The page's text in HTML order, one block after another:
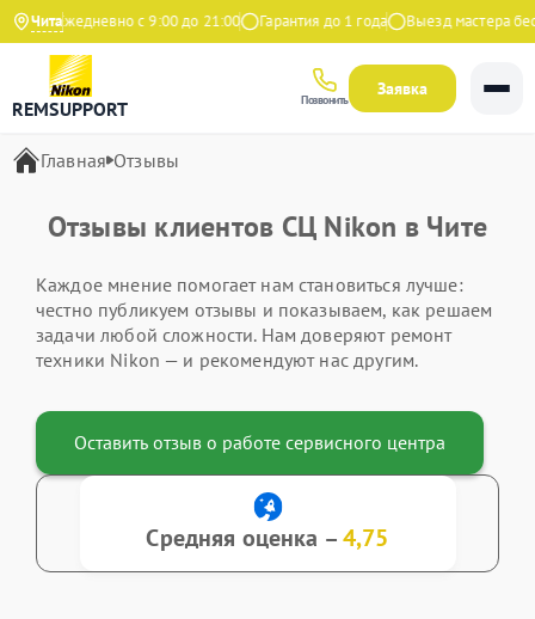
ЧитаЕжедневно с 9:00 до 21:00 Гарантия до 1 года Выезд мастера
REMSUPPORT Позвонить
Заявка
Главная Отзывы
Отзывы клиентов СЦ Nikon в Чите
Каждое мнение помогает нам становиться лучше:
честно публикуем отзывы и показываем, как решаем
задачи любой сложности. Нам доверяют ремонт
техники Nikon — и рекомендуют нас другим.
Оставить отзыв о работе сервисного центра
Средняя оценка –4,75